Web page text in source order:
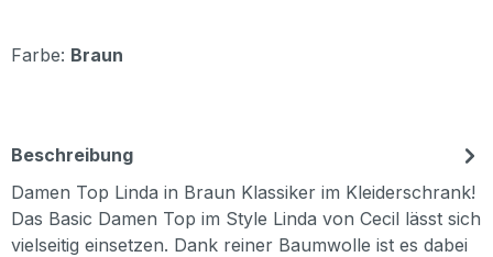
Farbe: Braun
Beschreibung
Damen Top Linda in Braun Klassiker im Kleiderschrank!
Das Basic Damen Top im Style Linda von Cecil lässt sich
vielseitig einsetzen. Dank reiner Baumwolle ist es dabei